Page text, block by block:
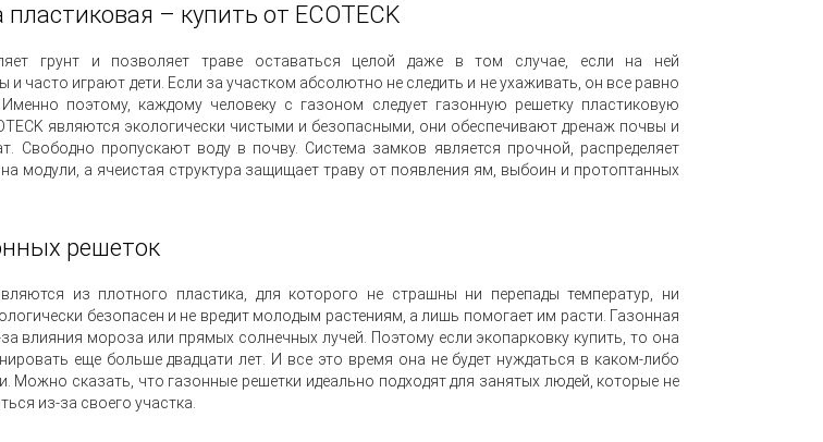
– купить от ECOTECK
грунт и позволяет траве оставаться целой даже в том случае, если на ней
часто играют дети. Если за участком абсолютно не следить и не ухаживать, он все равно
поэтому, каждому человеку с газоном следует газонную решетку пластиковую
являются экологически чистыми и безопасными, они обеспечивают дренаж почвы и
Свободно пропускают воду в почву. Система замков является прочной, распределяет
модули, а ячеистая структура защищает траву от появления ям, выбоин и протоптанных
решеток
из плотного пластика, для которого не страшны ни перепады температур, ни
безопасен и не вредит молодым растениям, а лишь помогает им расти. Газонная
влияния мороза или прямых солнечных лучей. Поэтому если экопарковку купить, то она
еще больше двадцати лет. И все это время она не будет нуждаться в каком-либо
Можно сказать, что газонные решетки идеально подходят для занятых людей, которые не
из-за своего участка.